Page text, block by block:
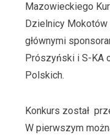
Mazowieckiego
Dzielnicy Mokotów
głównymi
Prószyński i S-KA
Polskich.
Konkurs został
W pierwszym